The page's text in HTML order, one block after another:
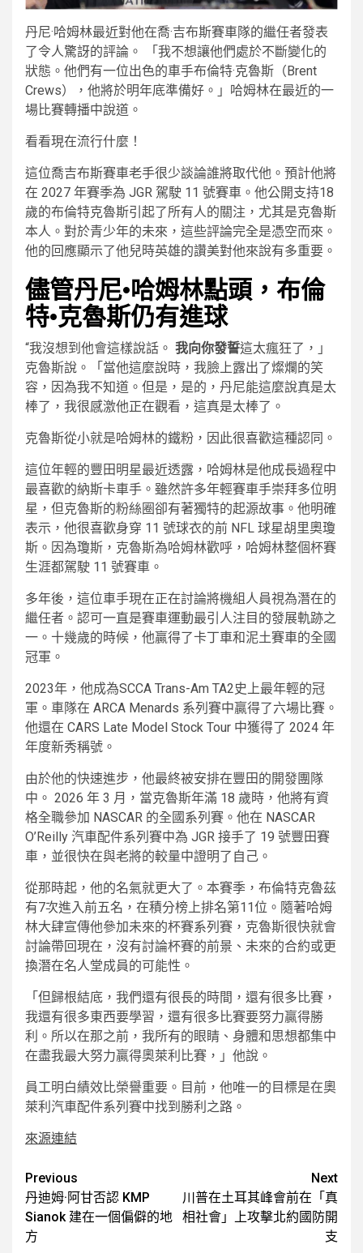
丹尼·哈姆林最近對他在喬·吉布斯賽車隊的繼任者發表
了令人驚訝的評論。 「我不想讓他們處於不斷變化的
狀態。他們有一位出色的車手布倫特·克魯斯（Brent
Crews），他將於明年底準備好。」哈姆林在最近的一
場比賽轉播中說道。
看看現在流行什麼！
這位喬吉布斯賽車老手很少談論誰將取代他。預計他將
在 2027 年賽季為 JGR 駕駛 11 號賽車。他公開支持18
歲的布倫特克魯斯引起了所有人的關注，尤其是克魯斯
本人。對於青少年的未來，這些評論完全是憑空而來。
他的回應顯示了他兒時英雄的讚美對他來說有多重要。
儘管丹尼·哈姆林點頭，布倫
特·克魯斯仍有進球
“我沒想到他會這樣說話。 我向你發誓這太瘋狂了，」
克魯斯說。「當他這麼說時，我臉上露出了燦爛的笑
容，因為我不知道。但是，是的，丹尼能這麼說真是太
棒了，我很感激他正在觀看，這真是太棒了。
克魯斯從小就是哈姆林的鐵粉，因此很喜歡這種認同。
這位年輕的豐田明星最近透露，哈姆林是他成長過程中
最喜歡的納斯卡車手。雖然許多年輕賽車手崇拜多位明
星，但克魯斯的粉絲圈卻有著獨特的起源故事。他明確
表示，他很喜歡身穿 11 號球衣的前 NFL 球星胡里奧瓊
斯。因為瓊斯，克魯斯為哈姆林歡呼，哈姆林整個杯賽
生涯都駕駛 11 號賽車。
多年後，這位車手現在正在討論將機組人員視為潛在的
繼任者。認可一直是賽車運動最引人注目的發展軌跡之
一。十幾歲的時候，他贏得了卡丁車和泥土賽車的全國
冠軍。
2023年，他成為SCCA Trans-Am TA2史上最年輕的冠
軍。車隊在 ARCA Menards 系列賽中贏得了六場比賽。
他還在 CARS Late Model Stock Tour 中獲得了 2024 年
年度新秀稱號。
由於他的快速進步，他最終被安排在豐田的開發團隊
中。 2026 年 3 月，當克魯斯年滿 18 歲時，他將有資
格全職參加 NASCAR 的全國系列賽。他在 NASCAR
O’Reilly 汽車配件系列賽中為 JGR 接手了 19 號豐田賽
車，並很快在與老將的較量中證明了自己。
從那時起，他的名氣就更大了。本賽季，布倫特克魯茲
有7次進入前五名，在積分榜上排名第11位。隨著哈姆
林大肆宣傳他參加未來的杯賽系列賽，克魯斯很快就會
討論帶回現在，沒有討論杯賽的前景、未來的合約或更
換潛在名人堂成員的可能性。
「但歸根結底，我們還有很長的時間，還有很多比賽，
我還有很多東西要學習，還有很多比賽要努力贏得勝
利。所以在那之前，我所有的眼睛、身體和思想都集中
在盡我最大努力贏得奧萊利比賽，」他說。
員工明白績效比榮譽重要。目前，他唯一的目標是在奧
萊利汽車配件系列賽中找到勝利之路。
來源連結
Post
navigation
Previous
丹迪姆·阿甘否認 KMP
Sianok 建在一個偏僻的地
方
Next
川普在土耳其峰會前在「真
相社會」上攻擊北約國防開
支